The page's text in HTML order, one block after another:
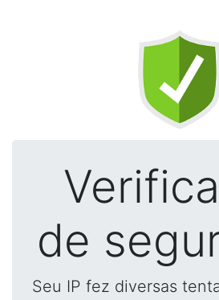
de
Seu IP fez diversas